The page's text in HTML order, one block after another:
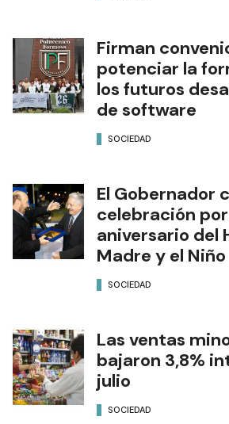
Firman
potenciar la
los futuros
de software
SOCIEDAD
El Gobernador
celebración
aniversario del
Madre y el Niño
SOCIEDAD
Las ventas
bajaron 3,8%
julio
SOCIEDAD